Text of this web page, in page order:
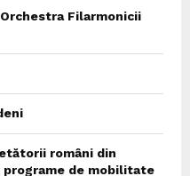
Filarmonicii
români din
programe de mobilitate